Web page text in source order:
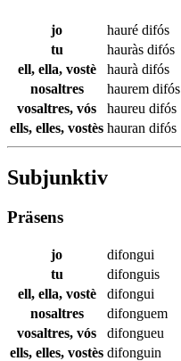
jo hauré difós
tu
hauràs difós
ell, ella, vostè
haurà difós
nosaltres
haurem difós
vosaltres, vós
haureu difós
ells, elles, vostès hauran difós
Subjunktiv
Präsens
jo
difongui
tu
difonguis
ell, ella, vostè
difongui
nosaltres
difonguem
vosaltres, vós
difongueu
ells, elles, vostès difonguin